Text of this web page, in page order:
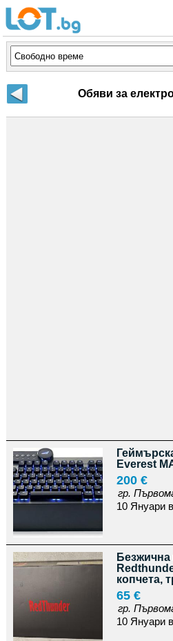
Обяви за
Everest
200 €
гр.
10 Януари
копчета,
65 €
гр.
10 Януари